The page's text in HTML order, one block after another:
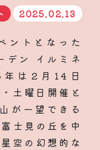
2025.02.13
ントとなった
デン イルミネ
は2月14日
土曜日開催と
が一望できる
士見の丘を中
空の幻想的な